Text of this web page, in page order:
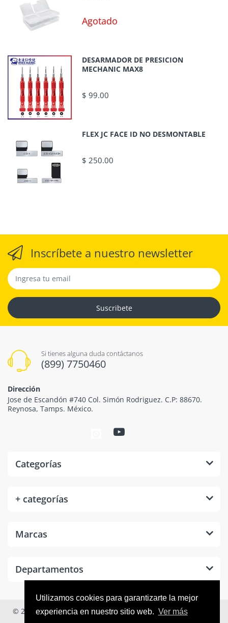
Utilizamos cookies para garantizarte la mejor
experiencia en nuestro sitio web. Ver más
Agotado
DESARMADOR DE PRESICION
MECHANIC MAX8
$ 99.00
FLEX JC FACE ID NO DESMONTABLE
$ 250.00
Inscríbete a nuestro newsletter
Suscribete
Si tienes alguna duda contáctanos
(899) 7750460
Dirección
Jose de Escandón #740 Col. Simón Rodriguez. C.P: 88670.
Reynosa, Tamps. México.
Categorías
+ categorías
Marcas
Departamentos
© 2026Tool Room México. Todos los derechos reservados.